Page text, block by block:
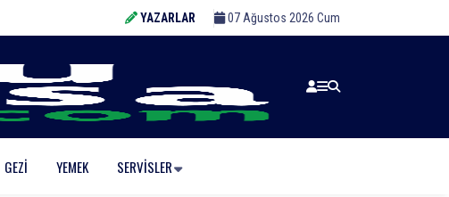
YAZARLAR 07 Ağustos 2026 Cum
GEZI YEMEK SERVISLER